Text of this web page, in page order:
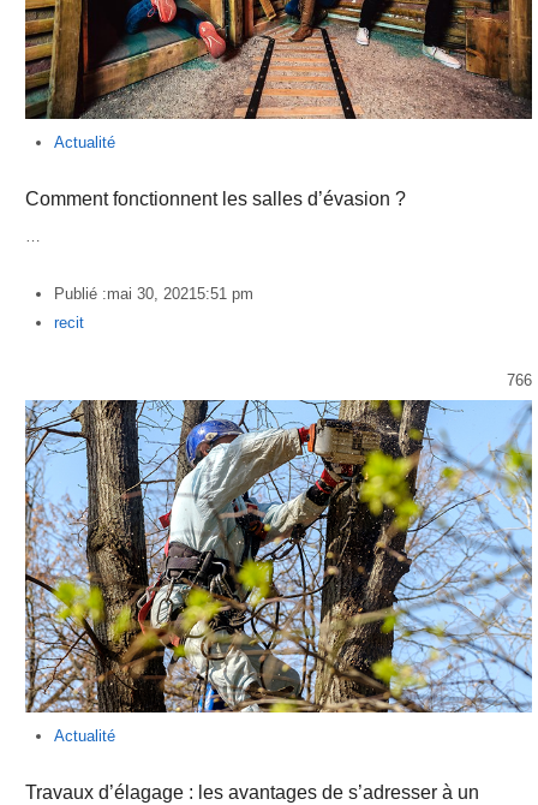
Actualité
Comment fonctionnent les salles d’évasion ?
…
Publié :mai 30, 20215:51 pm
Author
recit
766
Actualité
Travaux d’élagage : les avantages de s’adresser à un